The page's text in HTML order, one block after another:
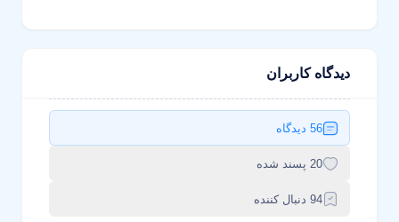
دیدگاه کاربران
56 دیدگاه
20 پسند شده
94 دنبال کننده